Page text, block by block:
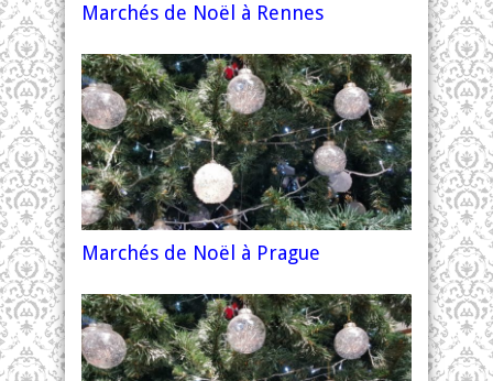
Marchés de Noël à Rennes
Marchés de Noël à Prague